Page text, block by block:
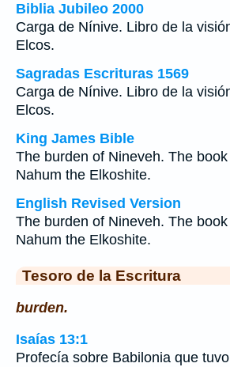
Biblia Jubileo 2000
Carga de Nínive. Libro de la
Elcos.
Sagradas Escrituras 1569
Carga de Nínive. Libro de la
Elcos.
King James Bible
The burden of Nineveh. The
Nahum the Elkoshite.
English Revised Version
The burden of Nineveh. The
Nahum the Elkoshite.
Tesoro de la Escritura
burden.
Isaías 13:1
Profecía sobre Babilonia que